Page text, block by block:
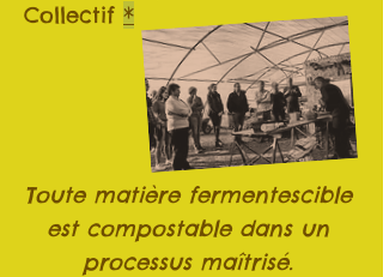
Collectif *
Toute matière fermentescible
est compostable dans un
processus maîtrisé.